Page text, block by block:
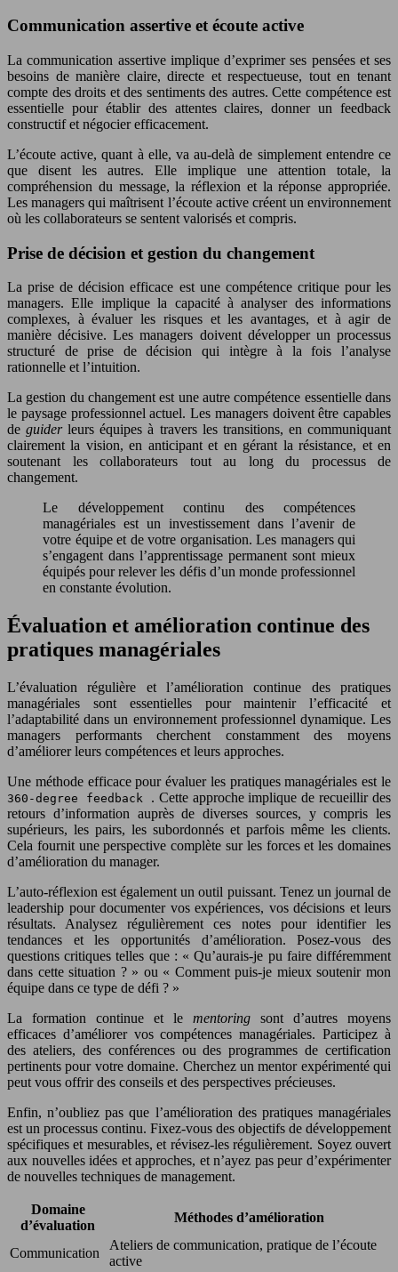
Communication assertive et écoute active
La communication assertive implique d’exprimer ses pensées et ses
besoins de manière claire, directe et respectueuse, tout en tenant
compte des droits et des sentiments des autres. Cette compétence est
essentielle pour établir des attentes claires, donner un feedback
constructif et négocier efficacement.
L’écoute active, quant à elle, va au-delà de simplement entendre ce
que disent les autres. Elle implique une attention totale, la
compréhension du message, la réflexion et la réponse appropriée.
Les managers qui maîtrisent l’écoute active créent un environnement
où les collaborateurs se sentent valorisés et compris.
Prise de décision et gestion du changement
La prise de décision efficace est une compétence critique pour les
managers. Elle implique la capacité à analyser des informations
complexes, à évaluer les risques et les avantages, et à agir de
manière décisive. Les managers doivent développer un processus
structuré de prise de décision qui intègre à la fois l’analyse
rationnelle et l’intuition.
La gestion du changement est une autre compétence essentielle dans
le paysage professionnel actuel. Les managers doivent être capables
deguiderleurs équipes à travers les transitions, en communiquant
clairement la vision, en anticipant et en gérant la résistance, et en
soutenant les collaborateurs tout au long du processus de
changement.
Le développement continu des compétences
managériales est un investissement dans l’avenir de
votre équipe et de votre organisation. Les managers qui
s’engagent dans l’apprentissage permanent sont mieux
équipés pour relever les défis d’un monde professionnel
en constante évolution.
Évaluation et amélioration continue des
pratiques managériales
L’évaluation régulière et l’amélioration continue des pratiques
managériales sont essentielles pour maintenir l’efficacité et
l’adaptabilité dans un environnement professionnel dynamique. Les
managers performants cherchent constamment des moyens
d’améliorer leurs compétences et leurs approches.
Une méthode efficace pour évaluer les pratiques managériales est le
360-degree feedback . Cette approche implique de recueillir des
retours d’information auprès de diverses sources, y compris les
supérieurs, les pairs, les subordonnés et parfois même les clients.
Cela fournit une perspective complète sur les forces et les domaines
d’amélioration du manager.
L’auto-réflexion est également un outil puissant. Tenez un journal de
leadership pour documenter vos expériences, vos décisions et leurs
résultats. Analysez régulièrement ces notes pour identifier les
tendances et les opportunités d’amélioration. Posez-vous des
questions critiques telles que : « Qu’aurais-je pu faire différemment
dans cette situation ? » ou « Comment puis-je mieux soutenir mon
équipe dans ce type de défi ? »
La formation continue et le mentoring sont d’autres moyens
efficaces d’améliorer vos compétences managériales. Participez à
des ateliers, des conférences ou des programmes de certification
pertinents pour votre domaine. Cherchez un mentor expérimenté qui
peut vous offrir des conseils et des perspectives précieuses.
Enfin, n’oubliez pas que l’amélioration des pratiques managériales
est un processus continu. Fixez-vous des objectifs de développement
spécifiques et mesurables, et révisez-les régulièrement. Soyez ouvert
aux nouvelles idées et approches, et n’ayez pas peur d’expérimenter
de nouvelles techniques de management.
Domaine
d’évaluation
Méthodes d’amélioration
Communication
Ateliers de communication, pratique de l’écoute
active